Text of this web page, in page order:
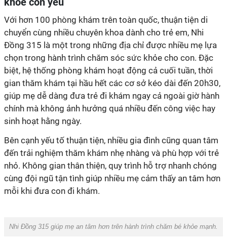
Với hơn 100 phòng khám trên toàn quốc, thuận tiện di
chuyển cùng nhiều chuyên khoa dành cho trẻ em, Nhi
Đồng 315 là một trong những địa chỉ được nhiều mẹ lựa
chọn trong hành trình chăm sóc sức khỏe cho con. Đặc
biệt, hệ thống phòng khám hoạt động cả cuối tuần, thời
gian thăm khám tại hầu hết các cơ sở kéo dài đến 20h30,
giúp mẹ dễ dàng đưa trẻ đi khám ngay cả ngoài giờ hành
chính mà không ảnh hưởng quá nhiều đến công việc hay
sinh hoạt hằng ngày.
Bên cạnh yếu tố thuận tiện, nhiều gia đình cũng quan tâm
đến trải nghiệm thăm khám nhẹ nhàng và phù hợp với trẻ
nhỏ. Không gian thân thiện, quy trình hỗ trợ nhanh chóng
cùng đội ngũ tận tình giúp nhiều mẹ cảm thấy an tâm hơn
mỗi khi đưa con đi khám.
Nhi Đồng 315 giúp mẹ an tâm hơn trên hành trình chăm bé khỏe mạnh.